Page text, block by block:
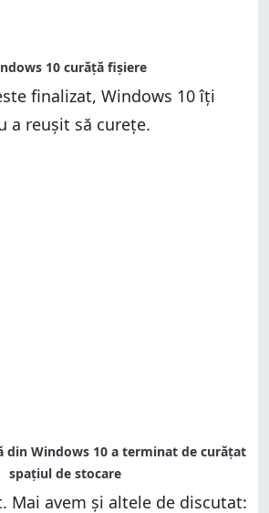
finalizat, Windows 10 îți
a reușit să curețe.
Mai avem și altele de discutat: